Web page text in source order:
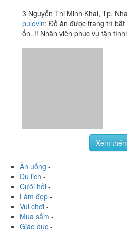
3.3/ 5Tiểu Nhị
Ăn Gia Đình
Ăn uống
Du lịch-